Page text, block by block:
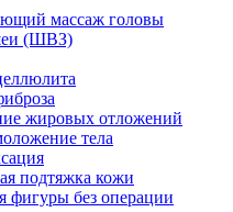
массаж головы
(ШВЗ)
жировых отложений
тела
подтяжка кожи
фигуры без операции